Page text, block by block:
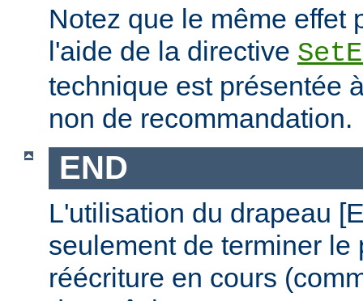
Notez que le même effet
l'aide de la directive
technique est présentée
non de recommandation.
END
L'utilisation du drapeau
seulement de terminer le
réécriture en cours